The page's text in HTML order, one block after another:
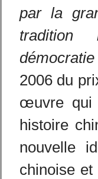
par la
tradition
2006 du
œuvre qui
histoire
nouvelle
chinoise et